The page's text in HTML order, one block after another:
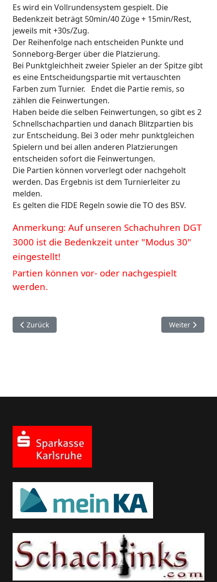
Es wird ein Vollrundensystem gespielt. Die
Bedenkzeit beträgt 50min/40 Züge + 15min/Rest,
jeweils mit +30s/Zug.
Der Reihenfolge nach entscheiden Punkte und
Sonneborg-Berger über die Platzierung.
Bei Punktgleichheit zweier Spieler an der Spitze gibt
es eine Entscheidungspartie mit vertauschten
Farben zum Turnier. Endet die Partie remis, so
zählen die Feinwertungen.
Haben beide die selben Feinwertungen, so gibt es 2
Schnellschachpartien und danach Blitzpartien bis
zur Entscheidung. Bei 3 oder mehr punktgleichen
Spielern und bei allen anderen Platzierungen
entscheiden sofort die Feinwertungen.
Die Partien können vorverlegt oder nachgeholt
werden. Das Ergebnis ist dem Turnierleiter zu
melden.
Es gelten die FIDE Regeln sowie die TO des BSV.
Anmerkung: Auf unseren Schachuhren DGT
3000 ist die Bedenkzeit unter "Modus 30"
eingestellt!
Partien können vor- oder nachgespielt
werden.
Vorheriger Beitrag: Ausschreibung VM 2023/2024
Zurück Nächster
Weiter